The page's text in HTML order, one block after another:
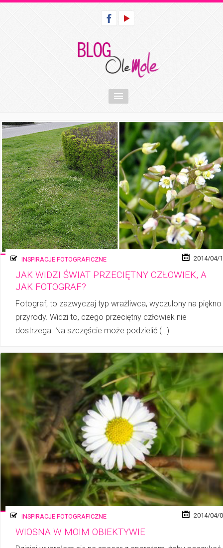
INSPIRACJE FOTOGRAFICZNE 2014/04/
JAK WIDZI ŚWIAT PRZECIĘTNY CZŁOWIEK, A
JAK FOTOGRAF?
Fotograf, to zazwyczaj typ wrażliwca, wyczulony na piękno
przy­ro­dy. Widzi to, czego przeciętny człowiek nie
dostrzega. Na szczęście może podzielić (…)
INSPIRACJE FOTOGRAFICZNE 2014/04/
WIOSNA W MOIM OBIEKTYWIE